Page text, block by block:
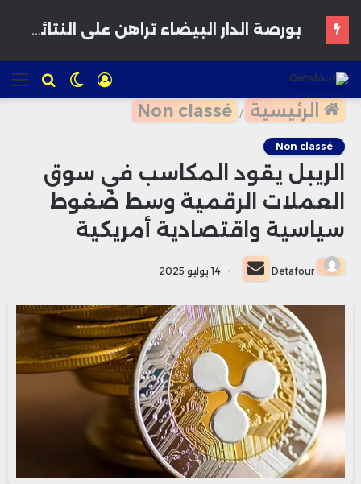
للبحث الوضع
المظلم
تسجيل
الدخول
الرئيسية /
Non classé
Non classé
الريبل يقود المكاسب في سوق
العملات الرقمية وسط ضغوط
سياسية واقتصادية أمريكية
Detafour
أرسل
بريدا
إلكترونيا
14 يوليو 2025